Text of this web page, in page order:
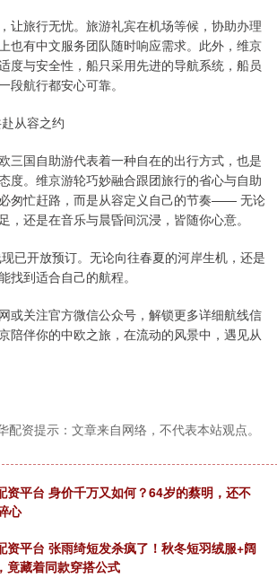
让旅行无忧。旅游礼宾在机场等候，协助办理
也有中文服务团队随时响应需求。此外，维京
度与安全性，船只采用先进的导航系统，船员
段航行都安心可靠。
从容之约
三国自助游代表着一种自在的出行方式，也是
度。维京游轮巧妙融合跟团旅行的省心与自助
匆忙赶路，而是从容定义自己的节奏—— 无论
，还是在音乐与晨昏间沉浸，皆随你心意。
已开放预订。无论向往春夏的河岸生机，还是
找到适合自己的航程。
或关注官方微信公众号，解锁更多详细航线信
陪伴你的中欧之旅，在流动的风景中，遇见从
配资提示：文章来自网络，不代表本站观点。
资平台 身价千万又如何？64岁的蔡明，还不
心
资平台 张雨绮短发杀疯了！秋冬短羽绒服+阔
竟藏着同款穿搭公式